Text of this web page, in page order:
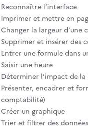
Reconnaître l’interface
Imprimer et mettre en
Changer la largeur d’une
Supprimer et insérer des
Entrer une formule dans
Saisir une heure
Déterminer l’impact de la
Présenter, encadrer et
comptabilité)
Créer un graphique
Trier et filtrer des données